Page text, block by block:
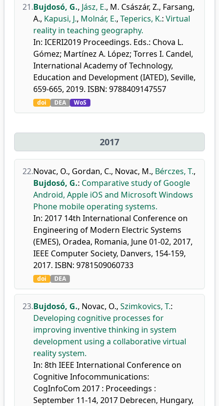
21.Bujdosó, G., Jász, E., M. Császár, Z., Farsang,
A., Kapusi, J., Molnár, E., Teperics, K.: Virtual
reality in teaching geography.
In: ICERI2019 Proceedings. Eds.: Chova L.
Gómez; Martínez A. López; Torres I. Candel,
International Academy of Technology,
Education and Development (IATED), Seville,
659-665, 2019. ISBN: 9788409147557
doi DEA WoS
2017
22.Novac, O., Gordan, C., Novac, M., Bérczes, T.,
Bujdosó, G.: Comparative study of Google
Android, Apple iOS and Microsoft Windows
Phone mobile operating systems.
In: 2017 14th International Conference on
Engineering of Modern Electric Systems
(EMES), Oradea, Romania, June 01-02, 2017,
IEEE Computer Society, Danvers, 154-159,
2017. ISBN: 9781509060733
doi DEA
23.Bujdosó, G., Novac, O., Szimkovics, T.:
Developing cognitive processes for
improving inventive thinking in system
development using a collaborative virtual
reality system.
In: 8th IEEE International Conference on
Cognitive Infocommunications:
CogInfoCom 2017 : Proceedings :
September 11-14, 2017 Debrecen, Hungary,